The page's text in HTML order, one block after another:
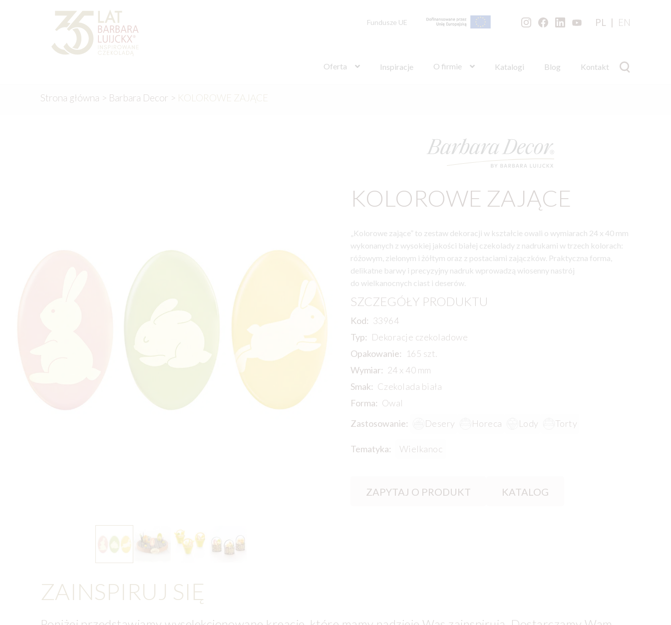
Przejdź
Przejdź
Fundusze UE PL EN
Oferta Inspiracje O firmie Katalogi Blog Kontakt
Strona główna > Barbara Decor > KOLOROWE ZAJĄCE
KOLOROWE ZAJĄCE
„Kolorowe zające” to zestaw dekoracji w kształcie owali o wymiarach 24 x 40 mm
wykonanych z wysokiej jakości białej czekolady z nadrukami w trzech kolorach:
różowym, zielonym i żółtym oraz z postaciami zajączków. Praktyczna forma,
delikatne barwy i precyzyjny nadruk wprowadzą wiosenny nastrój
do wielkanocnych ciast i deserów.
SZCZEGÓŁY PRODUKTU
Kod: 33964
Typ: Dekoracje czekoladowe
Opakowanie: 165 szt.
Wymiar: 24 x 40 mm
Smak: Czekolada biała
Forma: Owal
Zastosowanie:
Desery Horeca Lody Torty
Tematyka: Wielkanoc
ZAPYTAJ O PRODUKT KATALOG
ZAINSPIRUJ SIĘ